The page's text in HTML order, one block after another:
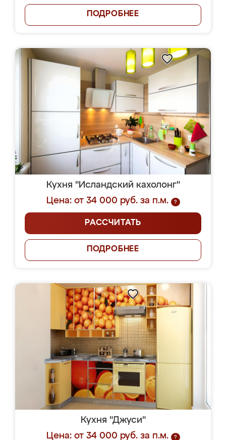
ПОДРОБНЕЕ
Кухня "Исландский кахолонг"
Цена: от 34 000 руб. за п.м.
?
РАССЧИТАТЬ
ПОДРОБНЕЕ
Кухня "Джуси"
Цена: от 34 000 руб. за п.м.
?